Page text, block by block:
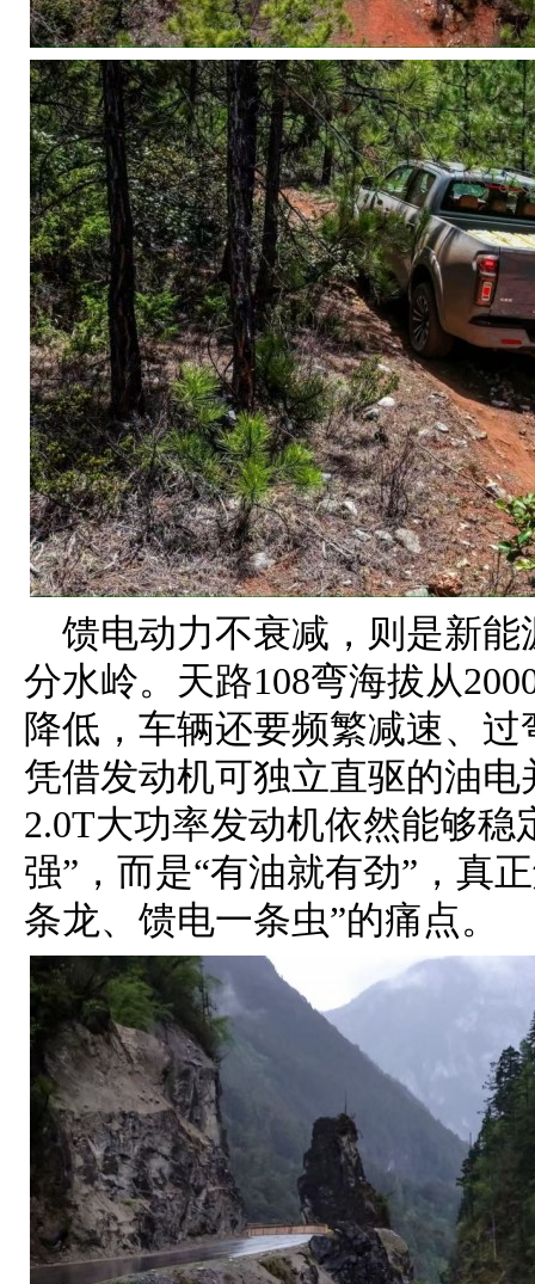
馈电动力不衰减，则是新能
分水岭。天路108弯海拔从
降低，车辆还要频繁减速、
凭借发动机可独立直驱的油
2.0T大功率发动机依然能够稳
强”，而是“有油就有劲”，真
条龙、馈电一条虫”的痛点。